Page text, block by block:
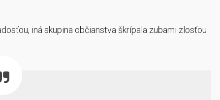
iná skupina občianstva škrípala zubami zlosťou